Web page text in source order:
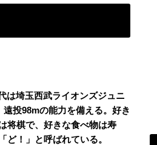
は埼玉西武ライオンズジュニ
投98mの能力を備える。好き
将棋で、好きな食べ物は寿
！」と呼ばれている。